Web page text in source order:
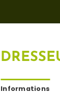
Informations